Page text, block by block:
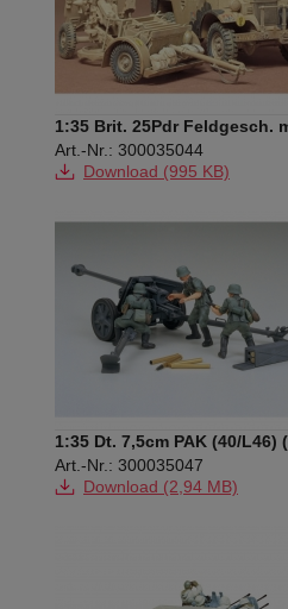
1:35 Brit. 25Pdr Feldgesch.
Fhz.(1)
Art.-Nr.: 300035044
Download (995 KB)
1:35 Dt. 7,5cm PAK (40/L46)
Art.-Nr.: 300035047
Download (2,94 MB)